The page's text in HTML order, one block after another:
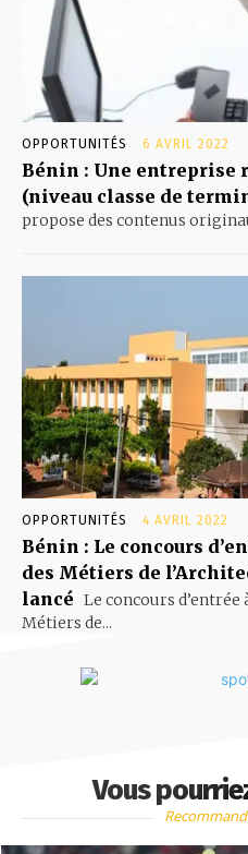
OPPORTUNITÉS 6 AVRIL 2022
Bénin : Une entreprise
(niveau classe de
propose des contenus
OPPORTUNITÉS 4 AVRIL 2022
Bénin : Le concours
des Métiers de
lancé Le concours d’entrée
Métiers de...
Vous